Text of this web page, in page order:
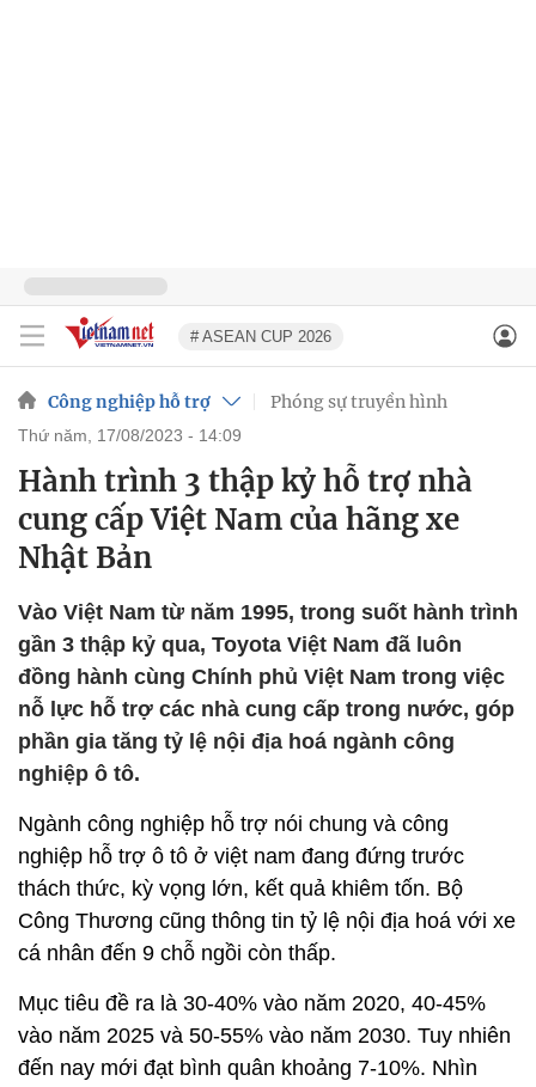
# ASEAN CUP 2026
Công nghiệp hỗ trợ Phóng sự truyền hình
thứ năm, 17/08/2023 - 14:09
Hành trình 3 thập kỷ hỗ trợ nhà
cung cấp Việt Nam của hãng xe
Nhật Bản
Vào Việt Nam từ năm 1995, trong suốt hành trình
gần 3 thập kỷ qua, Toyota Việt Nam đã luôn
đồng hành cùng Chính phủ Việt Nam trong việc
nỗ lực hỗ trợ các nhà cung cấp trong nước, góp
phần gia tăng tỷ lệ nội địa hoá ngành công
nghiệp ô tô.
Ngành công nghiệp hỗ trợ nói chung và công
nghiệp hỗ trợ ô tô ở việt nam đang đứng trước
thách thức, kỳ vọng lớn, kết quả khiêm tốn. Bộ
Công Thương cũng thông tin tỷ lệ nội địa hoá với xe
cá nhân đến 9 chỗ ngồi còn thấp.
Mục tiêu đề ra là 30-40% vào năm 2020, 40-45%
vào năm 2025 và 50-55% vào năm 2030. Tuy nhiên
đến nay mới đạt bình quân khoảng 7-10%. Nhìn